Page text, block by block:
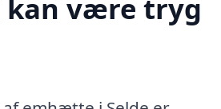
kan være tryg